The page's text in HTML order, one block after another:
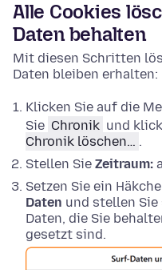
Alle Cookies
Daten behalten
Mit diesen Schritten
Daten bleiben erhalten:
Klicken Sie auf die
Sie Chronik und
Chronik löschen… .
Stellen Sie Zeitraum:
Setzen Sie ein
Daten und stellen Sie
Daten, die Sie
gesetzt sind.